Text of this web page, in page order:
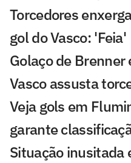
Torcedores
gol do Vasco: 'Feia'
Golaço de
Vasco assusta
Veja gols em
garante
Situação inusitada